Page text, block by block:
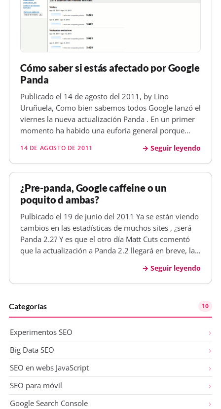
Cómo saber si estás afectado por Google
Panda
Publicado el 14 de agosto del 2011, by Lino
Uruñuela, Como bien sabemos todos Google lanzó el
viernes la nueva actualización Panda . En un primer
momento ha habido una euforia general porque
comparación con días anteriores pero es que Google
Analytics ha aprovechado para c…
14 DE AGOSTO DE 2011 Seguir leyendo
¿Pre-panda, Google caffeine o un
poquito d ambas?
Pulbicado el 19 de junio del 2011 Ya se están viendo
cambios en las estadísticas de muchos sites , ¿será
Panda 2.2? Y es que el otro día Matt Cuts comentó
que la actualización a Panda 2.2 llegará en breve, la
de meses. Y justo unas semanas después comienza a
ocurri es…
Seguir leyendo
Categorías 10
Experimentos SEO
Big Data SEO
SEO en webs JavaScript
SEO para móvil
Google Search Console